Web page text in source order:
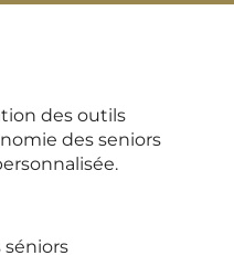
des outils
des seniors